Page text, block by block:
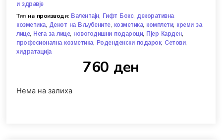
и здравје
Тип на производи: Валентајн, Гифт Бокс, декоративна
козметика, Денот на Вљубените, козметика, комплети, креми за
лице, Нега за лице, новогодишни подароци, Пјер Карден,
професионална козметика, Роденденски подарок, Сетови,
хидратација
760 ден
Нема на залиха